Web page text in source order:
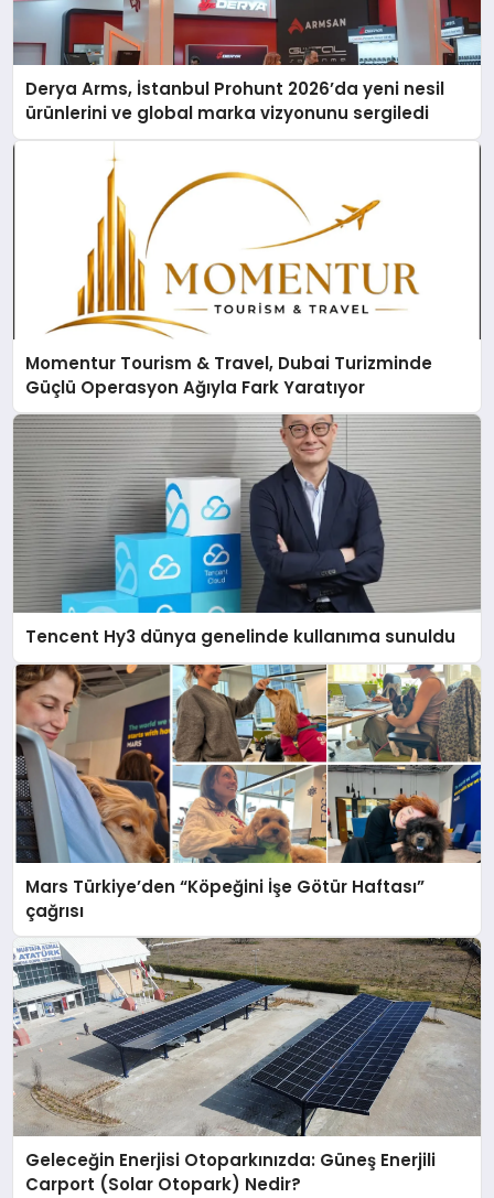
Derya Arms, İstanbul Prohunt 2026’da yeni nesil
ürünlerini ve global marka vizyonunu sergiledi
Momentur Tourism & Travel, Dubai Turizminde
Güçlü Operasyon Ağıyla Fark Yaratıyor
Tencent Hy3 dünya genelinde kullanıma sunuldu
Mars Türkiye’den “Köpeğini İşe Götür Haftası”
çağrısı
Geleceğin Enerjisi Otoparkınızda: Güneş Enerjili
Carport (Solar Otopark) Nedir?